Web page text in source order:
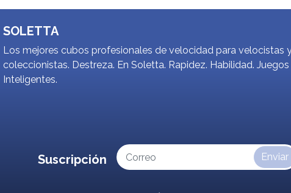
SOLETTA
Los mejores cubos profesionales de velocidad para velocistas
coleccionistas. Destreza. En Soletta. Rapidez. Habilidad. Juegos
Inteligentes.
Suscripción Enviar